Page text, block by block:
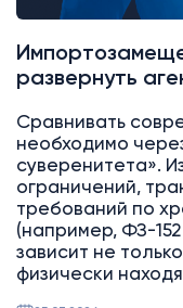
развернуть
Сравнивать
необходимо
суверенитета».
ограничений,
требований по
(например, ФЗ-
зависит не
физически